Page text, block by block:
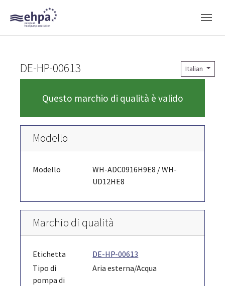
Skip to main navigation
Skip to main content
Skip to page footer
Italian
DE-HP-00613
Questo marchio di qualità è valido
Modello
Modello
WH-ADC0916H9E8 / WH-
UD12HE8
Marchio di qualità
Etichetta
DE-HP-00613
Tipo di
pompa di
Aria esterna/Acqua